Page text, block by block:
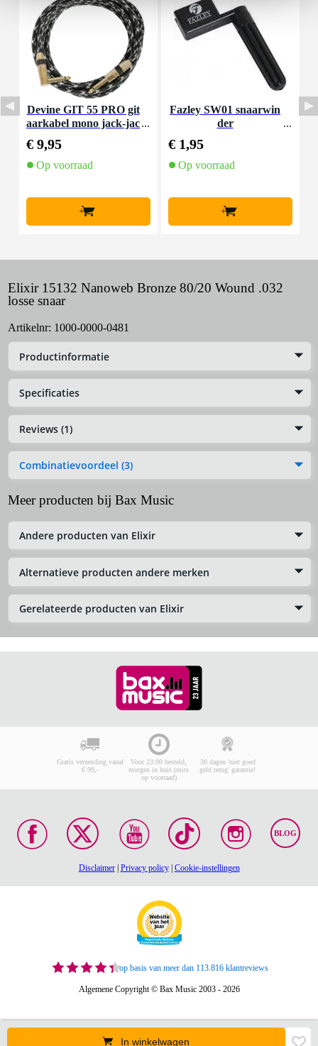
Devine GIT 55 PRO git
aarkabel mono jack-jac
€ 9,95
Op voorraad
+
Fazley SW01 snaarwin
der
€ 1,95
Op voorraad
+
Elixir 15132 Nanoweb Bronze 80/20 Wound .032
losse snaar
Artikelnr: 1000-0000-0481
Productinformatie
Specificaties
Reviews (1)
Combinatievoordeel (3)
Meer producten bij Bax Music
Andere producten van Elixir
Alternatieve producten andere merken
Gerelateerde producten van Elixir
In winkelwagen
Gratis verzending vanaf
€ 99,-
Voor 23:00 besteld,
morgen in huis (mits
op voorraad)
30 dagen 'niet goed
geld terug' garantie!
BLOG
Disclaimer| Privacy policy| Cookie-instellingen
op basis van meer dan 113.816 klantreviews
Algemene Copyright © Bax Music 2003 - 2026